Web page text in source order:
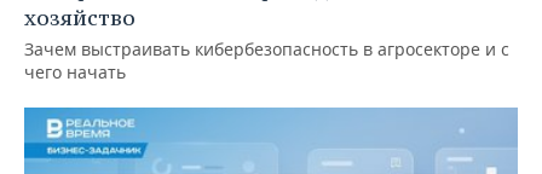
хозяйство
Зачем выстраивать кибербезопасность в агросекторе и с
чего начать